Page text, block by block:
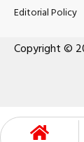
Editorial Policy
Copyright ©